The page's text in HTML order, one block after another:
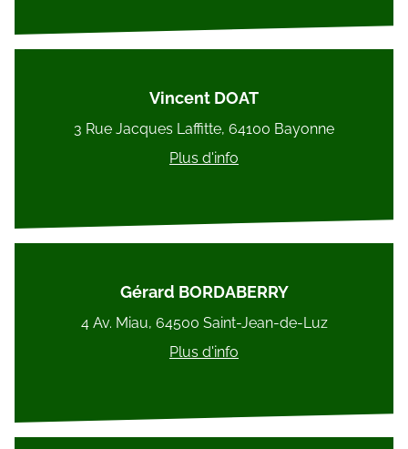
Vincent DOAT
3 Rue Jacques Laffitte, 64100 Bayonne
Plus d'info
Gérard BORDABERRY
4 Av. Miau, 64500 Saint-Jean-de-Luz
Plus d'info